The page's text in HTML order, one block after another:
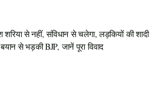
से नहीं, संविधान से चलेगा, लड़कियों की शादी
से भड़की BJP, जानें पूरा विवाद